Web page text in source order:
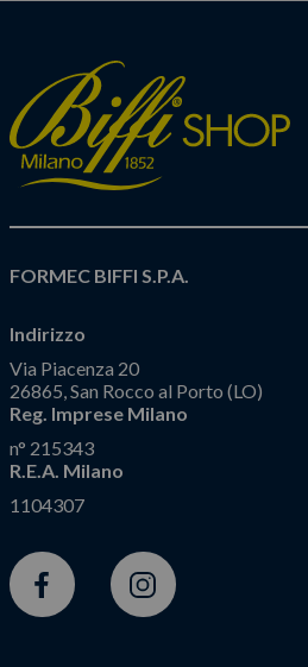
FORMEC BIFFI S.P.A.
Indirizzo
Via Piacenza 20
26865, San Rocco al Porto (LO)
Reg. Imprese Milano
n° 215343
R.E.A. Milano
1104307
Facebook Instagram